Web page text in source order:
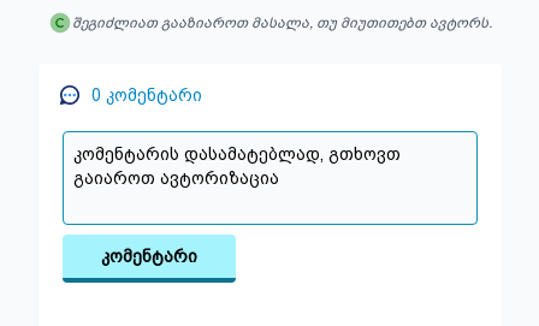
შეგიძლიათ გააზიაროთ მასალა, თუ მიუთითებთ ავტორს.
0 კომენტარი
კომენტარი